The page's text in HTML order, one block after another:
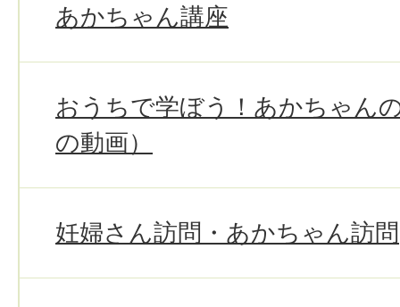
あかちゃん講座
おうちで学ぼう！あかちゃん
の動画）
妊婦さん訪問・あかちゃん訪問